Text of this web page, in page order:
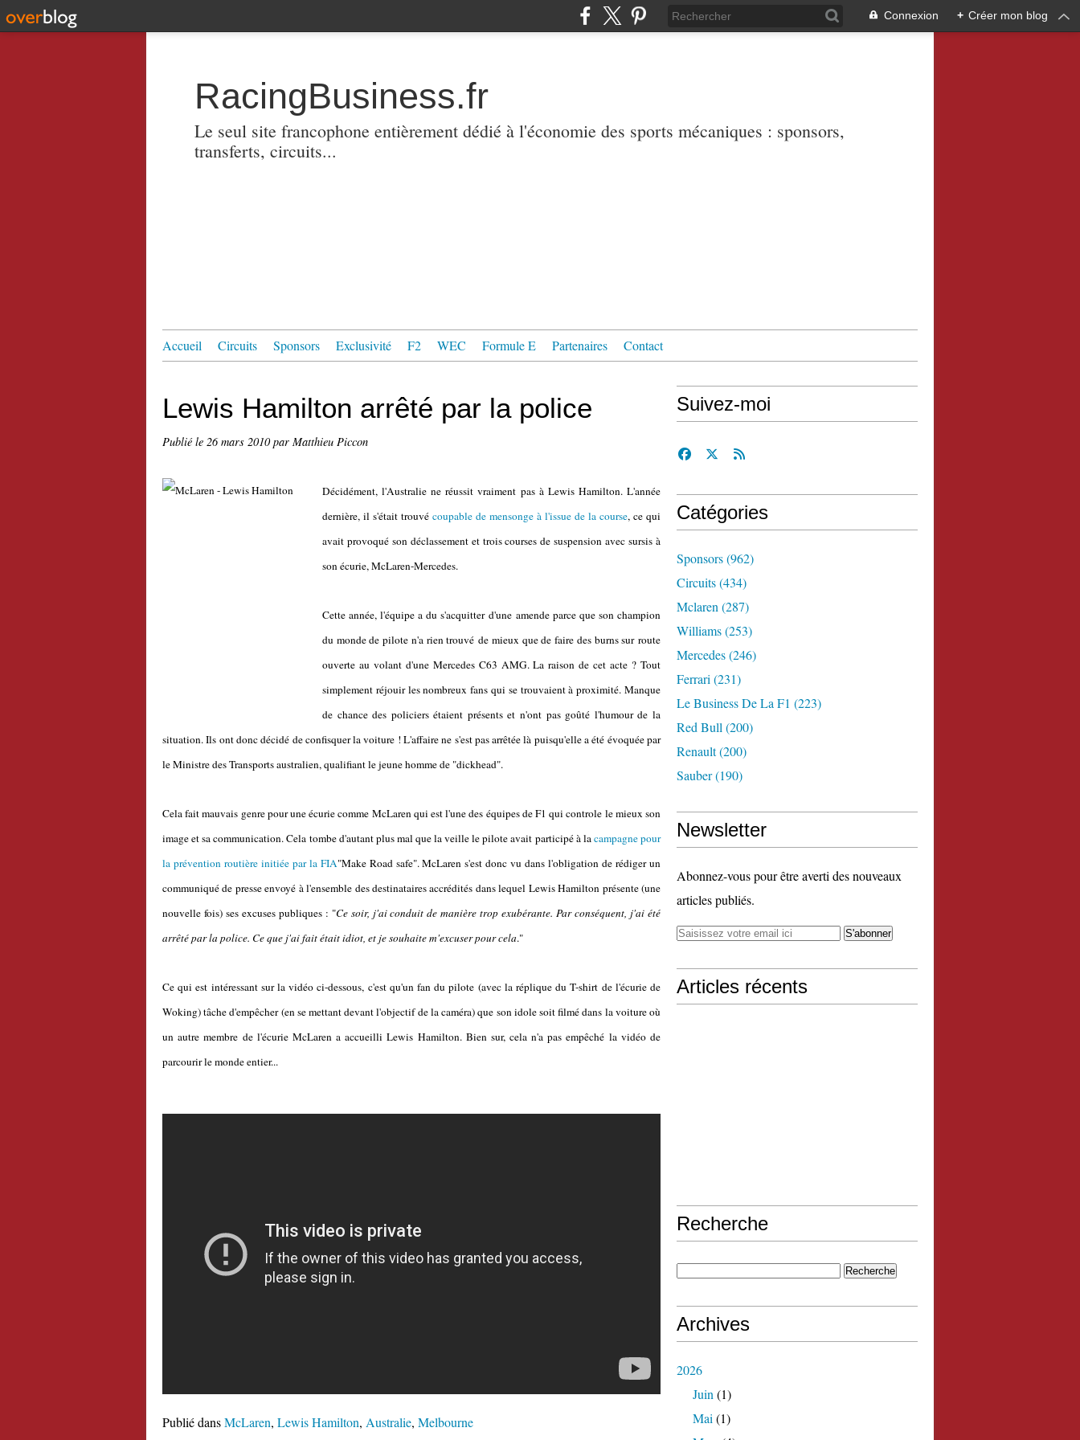
Connexion + Créer mon blog
RacingBusiness.fr
Le seul site francophone entièrement dédié à l'économie des sports mécaniques : sponsors,
transferts, circuits...
Accueil Circuits Sponsors Exclusivité F2 WEC Formule E Partenaires Contact
Lewis Hamilton arrêté par la police
Publié le 26 mars 2010par Matthieu Piccon
Décidément, l'Australie ne réussit vraiment pas à Lewis Hamilton. L'année
dernière, il s'était trouvé coupable de mensonge à l'issue de la course, ce qui
avait provoqué son déclassement et trois courses de suspension avec sursis à
son écurie, McLaren-Mercedes.
Cette année, l'équipe a du s'acquitter d'une amende parce que son champion
du monde de pilote n'a rien trouvé de mieux que de faire des burns sur route
ouverte au volant d'une Mercedes C63 AMG. La raison de cet acte ? Tout
simplement réjouir les nombreux fans qui se trouvaient à proximité. Manque
de chance des policiers étaient présents et n'ont pas goûté l'humour de la
situation. Ils ont donc décidé de confisquer la voiture ! L'affaire ne s'est pas arrêtée là puisqu'elle a été évoquée par
le Ministre des Transports australien, qualifiant le jeune homme de "dickhead".
Cela fait mauvais genre pour une écurie comme McLaren qui est l'une des équipes de F1 qui controle le mieux son
image et sa communication. Cela tombe d'autant plus mal que la veille le pilote avait participé à lacampagne pour
la prévention routière initiée par la FIA"Make Road safe". McLaren s'est donc vu dans l'obligation de rédiger un
communiqué de presse envoyé à l'ensemble des destinataires accrédités dans lequel Lewis Hamilton présente (une
nouvelle fois) ses excuses publiques : "Ce soir, j'ai conduit de manière trop exubérante. Par conséquent, j'ai été
arrêté par la police. Ce que j'ai fait était idiot, et je souhaite m'excuser pour cela."
Ce qui est intéressant sur la vidéo ci-dessous, c'est qu'un fan du pilote (avec la réplique du T-shirt de l'écurie de
Woking) tâche d'empêcher (en se mettant devant l'objectif de la caméra) que son idole soit filmé dans la voiture où
un autre membre de l'écurie McLaren a accueilli Lewis Hamilton. Bien sur, cela n'a pas empêché la vidéo de
parcourir le monde entier...
Publié dansMcLaren, Lewis Hamilton, Australie, Melbourne
Suivez-moi
Catégories
Sponsors(962)
Circuits(434)
Mclaren (287)
Williams(253)
Mercedes(246)
Ferrari (231)
Le Business De La F1 (223)
Red Bull (200)
Renault(200)
Sauber(190)
Newsletter
Abonnez-vous pour être averti des nouveaux
articles publiés.
Articles récents
Recherche
Archives
2026
Juin (1)
Mai (1)